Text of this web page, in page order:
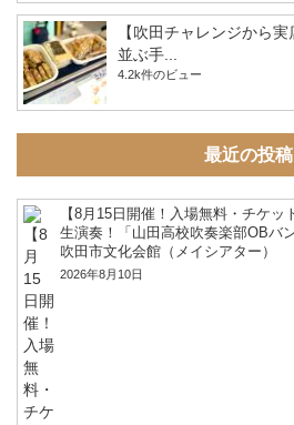
【吹田チャレンジから
並ぶ手...
4.2k件のビュー
最近の投稿
【8月15日開催！入場無料・チケ
生演奏！「山田高校吹奏楽部OB
吹田市文化会館（メイシアター）
2026年8月10日